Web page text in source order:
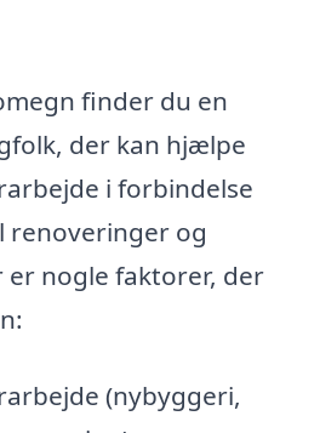
finder du en
der kan hjælpe
i forbindelse
renoveringer og
er nogle faktorer, der
(nybyggeri,